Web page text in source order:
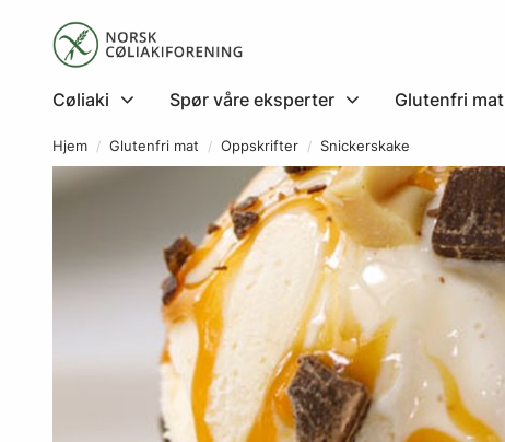
Cøliaki Spør våre eksperter Glutenfri mat
Hjem Glutenfri mat Oppskrifter Snickerskake